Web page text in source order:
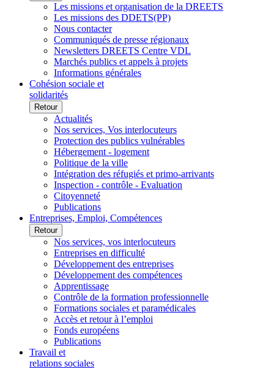
Les missions et organisation de la DREETS
Les missions des DDETS(PP)
Nous contacter
Communiqués de presse régionaux
Newsletters DREETS Centre VDL
Marchés publics et appels à projets
Informations générales
Cohésion sociale et
solidarités
Retour
Actualités
Nos services, Vos interlocuteurs
Protection des publics vulnérables
Hébergement - logement
Politique de la ville
Intégration des réfugiés et primo-arrivants
Inspection - contrôle - Evaluation
Citoyenneté
Publications
Entreprises, Emploi, Compétences
Retour
Nos services, vos interlocuteurs
Entreprises en difficulté
Développement des entreprises
Développement des compétences
Apprentissage
Contrôle de la formation professionnelle
Formations sociales et paramédicales
Accès et retour à l’emploi
Fonds européens
Publications
Travail et
relations sociales